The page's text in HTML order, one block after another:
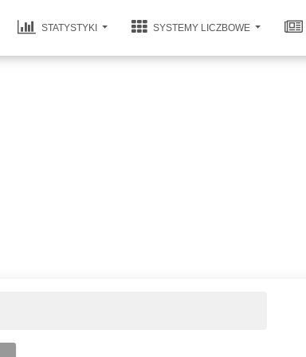
STATYSTYKI SYSTEMY LICZBOWE